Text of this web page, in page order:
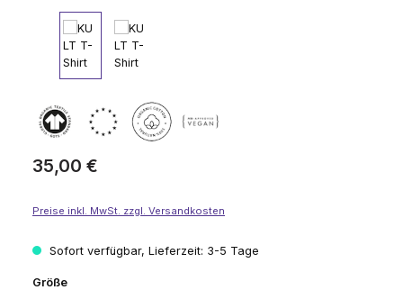
Regulärer Preis:
35,00 €
Preise inkl. MwSt. zzgl. Versandkosten
Sofort verfügbar, Lieferzeit: 3-5 Tage
Größeauswählen